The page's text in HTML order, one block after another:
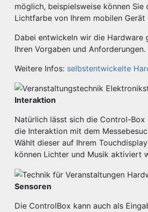
möglich, beispielsweise können Sie
Lichtfarbe von Ihrem mobilen Gerät
Dabei entwickeln wir die Hardware
Ihren Vorgaben und Anforderungen.
Weitere Infos: selbstentwickelte
Interaktion
Natürlich lässt sich die Control-Box
die Interaktion mit dem
Wählt dieser auf Ihrem
können Lichter und Musik aktiviert
Sensoren
Die ControlBox kann auch als